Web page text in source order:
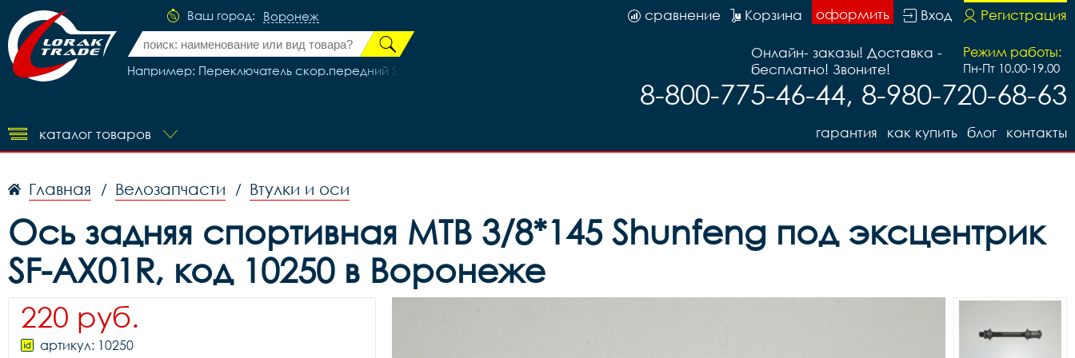
Ваш город: Воронеж
Например: Переключатель скор.передний Shimano TY-300 уг.66-69 42Т верхняя тяга 31,8, код 6146
Регистрация
Вход
оформить
Корзина
сравнение
Режим работы:
Пн-Пт 10.00-19.00
Онлайн- заказы! Доставка -
бесплатно! Звоните!
8-800-775-46-44, 8-980-720-68-63
каталог товаров контакты
блог
как купить
гарантия
Главная / Велозапчасти / Втулки и оси
Ось задняя спортивная MTB 3/8*145 Shunfeng под эксцентрик
SF-AX01R, код 10250 в Воронеже
220 руб.
артикул: 10250